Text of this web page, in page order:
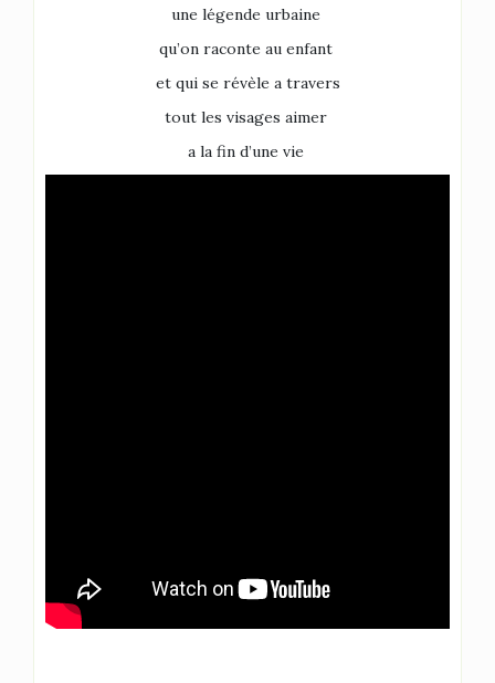
une légende urbaine
qu’on raconte au enfant
et qui se révèle a travers
tout les visages aimer
a la fin d’une vie